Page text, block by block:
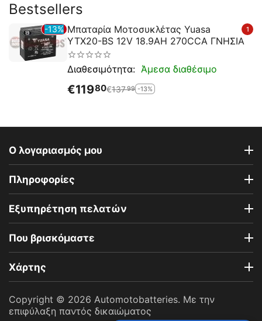
Πολλοί από τους φορτιστές μας είναι συχνά
νικητές βραβείων, συχνά με κορυφαίες κριτικές
σε δοκιμές και κερδίζουν παγκόσμια φήμη για
αξιοπιστία.
Έτσι, όποιος τύπος οχήματος έχετε, υπάρχει
πάντα ένας φορτιστής CTEK
της απόδοσης της μπαταρίας σας.
Bestsellers
13% 1
Μπαταρία Μοτοσυκλέτας Yuasa
YTX20-BS 12V 18.9AH 270CCA ΓΝΗΣΙΑ
Διαθεσιμότητα: Άμεσα διαθέσιμο
€11980€13799 -13%
Ο λογαριασμός μου
Πληροφορίες
Εξυπηρέτηση πελατών
Που βρισκόμαστε
Χάρτης
Copyright © 2026 Automotobatteries. Με την
επιφύλαξη παντός δικαιώματος